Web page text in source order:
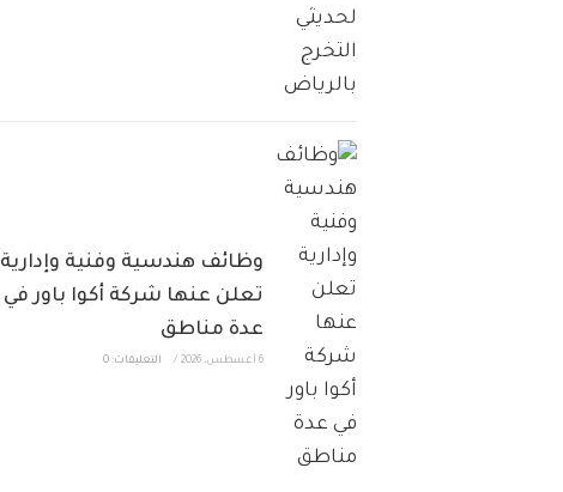
وظائف هندسية وفنية وإدارية
تعلن عنها شركة أكوا باور في
عدة مناطق
6 أغسطس، 2026 / التعليقات: 0